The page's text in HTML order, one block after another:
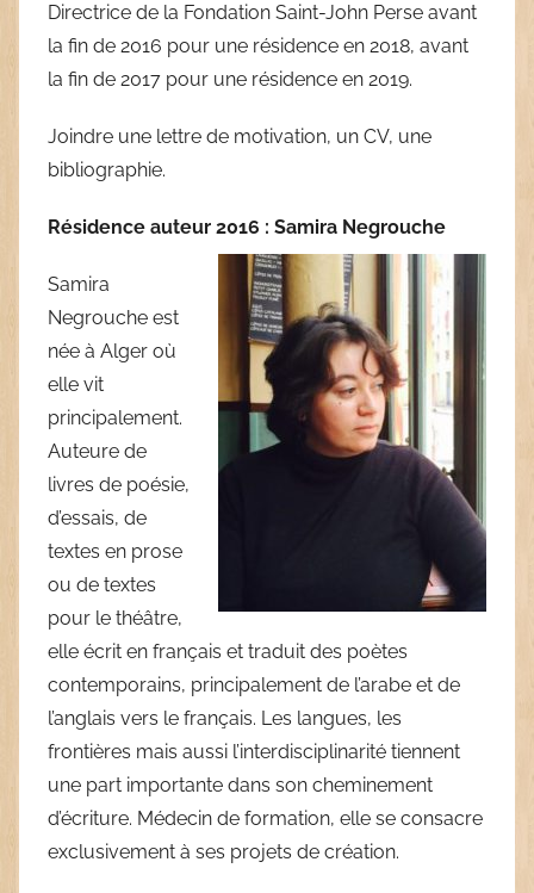
Directrice de la Fondation Saint-John Perse avant
la fin de 2016 pour une résidence en 2018, avant
la fin de 2017 pour une résidence en 2019.
Joindre une lettre de motivation, un CV, une
bibliographie.
Résidence auteur 2016 : Samira Negrouche
Samira
Negrouche est
née à Alger où
elle vit
principalement.
Auteure de
livres de poésie,
d’essais, de
textes en prose
ou de textes
pour le théâtre,
elle écrit en français et traduit des poètes
contemporains, principalement de l’arabe et de
l’anglais vers le français. Les langues, les
frontières mais aussi l’interdisciplinarité tiennent
une part importante dans son cheminement
d’écriture. Médecin de formation, elle se consacre
exclusivement à ses projets de création.